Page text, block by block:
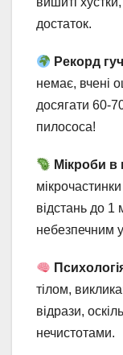
достаток.
Рекорд
немає, вчені
досягати 60-
пилососа!
Мікроби в
відстань до 1
небезпечним
тілом,
відрази,
нечистотами.